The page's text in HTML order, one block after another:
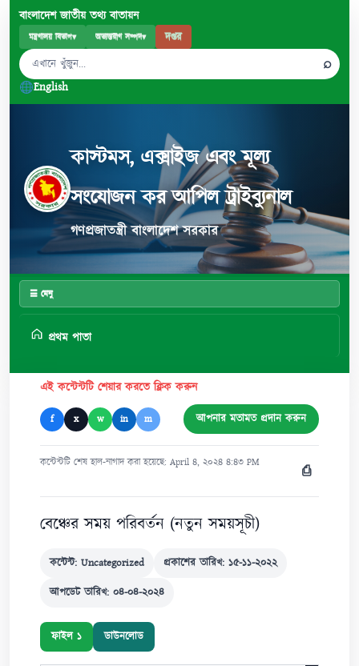
বাংলাদেশ জাতীয় তথ্য বাতায়ন
মন্ত্রণালয় বিভাগ▾ অভ্যন্তরীণ সম্পদ▾ দপ্তর
⌕
English
কাস্টমস, এক্সাইজ এবং মূল্য
সংযোজন কর আপিল ট্রাইব্যুনাল
গণপ্রজাতন্ত্রী বাংলাদেশ সরকার
☰ মেনু
প্রথম পাতা
এই কন্টেন্টটি শেয়ার করতে ক্লিক করুন
f x w in m আপনার মতামত প্রদান করুন
কন্টেন্টটি শেষ হাল-নাগাদ করা হয়েছে: April ৪, ২০২৪ ৪:৪৩ PM ⎙
বেঞ্চের সময় পরিবর্তন (নতুন সময়সূচী)
কন্টেন্ট: Uncategorized প্রকাশের তারিখ: ১৫-১১-২০২২
আপডেট তারিখ: ০৪-০৪-২০২৪
ফাইল ১ ডাউনলোড